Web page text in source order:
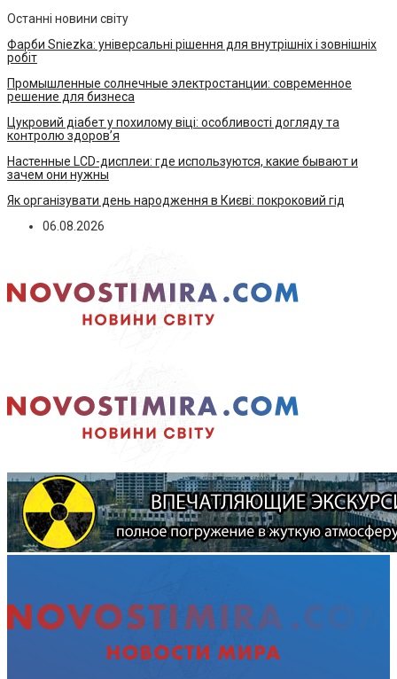
Останні новини світу
Фарби Sniezka: універсальні рішення для внутрішніх і зовнішніх
робіт
Промышленные солнечные электростанции: современное
решение для бизнеса
Цукровий діабет у похилому віці: особливості догляду та
контролю здоров’я
Настенные LCD-дисплеи: где используются, какие бывают и
зачем они нужны
Як організувати день народження в Києві: покроковий гід
06.08.2026